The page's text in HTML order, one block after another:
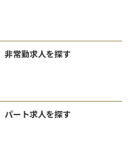
非常勤求人を探す
パート求人を探す